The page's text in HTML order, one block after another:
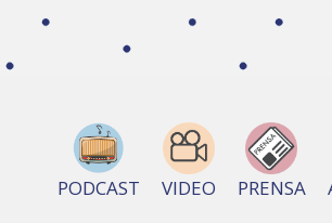
PODCAST VIDEO PRENSA